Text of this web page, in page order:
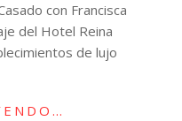
con Francisca
del Hotel Reina
de lujo